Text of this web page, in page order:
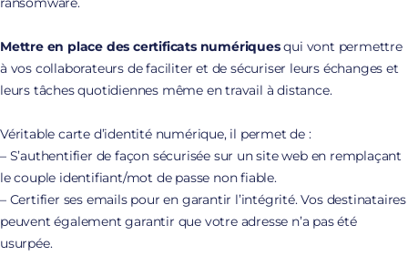
Mettre en place des certificats numériquesqui vont permettre
à vos collaborateurs de faciliter et de sécuriser leurs échanges et
leurs tâches quotidiennes même en travail à distance.
Véritable carte d’identité numérique, il permet de :
– S’authentifier de façon sécurisée sur un site web en remplaçant
le couple identifiant/mot de passe non fiable.
– Certifier ses emails pour en garantir l’intégrité. Vos destinataires
peuvent également garantir que votre adresse n’a pas été
usurpée.